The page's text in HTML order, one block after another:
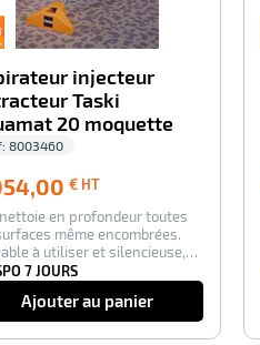
injecteur
Taski
20 moquette
8003460
€ HT
HT
en profondeur toutes
même encombrées.
à utiliser et silencieuse,
7 JOURS
Ajouter au panier